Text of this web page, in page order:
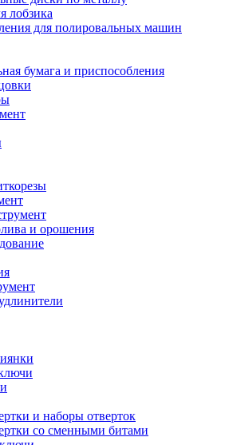
лобзика
для полировальных машин
бумага и приспособления
и орошения
и наборы отверток
со сменными битами